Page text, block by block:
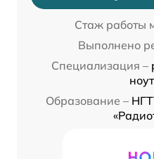
Стаж работы
Выполнено
Специализация –
Образование –